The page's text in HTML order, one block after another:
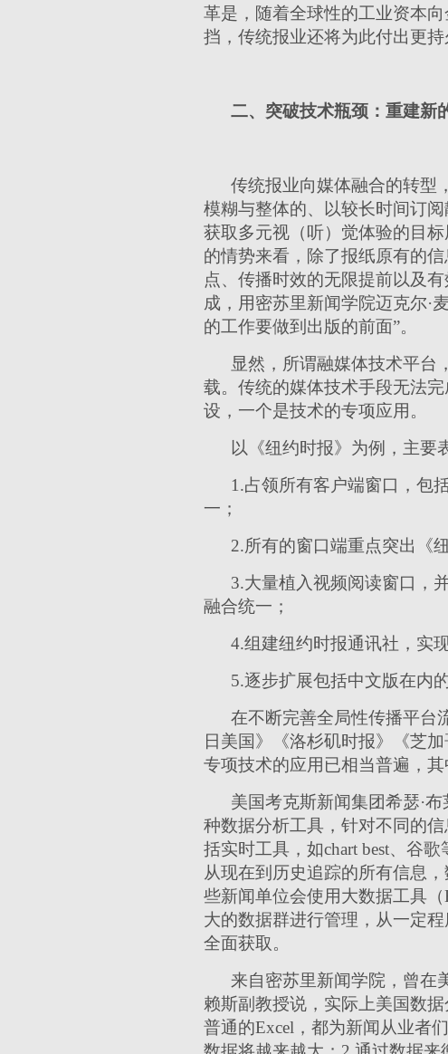
革是，随着全球性的工业资本
挡，传统报业还将为此付出更持
二、突破技术瓶颈：重建新
传统报业向媒体融合的转型
模糊与整体的、以较长时间订
获取多元视（听）觉体验的目
的情势来看，除了报纸原有的
点、传播时效的无限提前以及
成，用密苏里新闻学院迈克尔·
的工作要做到出版的前面”。
显然，所谓融媒体技术平台
载。传统的媒体技术手段无法
设，一个是技术的专项应用。
以《纽约时报》为例，主要
1.占领所有客户端窗口，包
一；
2.所有的窗口端重点突出《
3.大量植入视频阅读窗口，
融合统一；
4.组建纽约时报通讯社，实
5.逐步扩展包括中文版在内
在不断完善全局性传播平台
日美国》《洛杉矶时报》《芝
专项技术的应用已相当普遍，
美国考克斯新闻集团希瑟·
种数据分析工具，针对不同的
括实时工具，如chart best、谷
从现在到历史追踪的所有信息
些新闻单位会使用大数据工具
大的数据群进行管理，从一定
全面获取。
来自密苏里新闻学院，曾在
赖斯副教授说，实际上美国数
普通的Excel，都为新闻从业者